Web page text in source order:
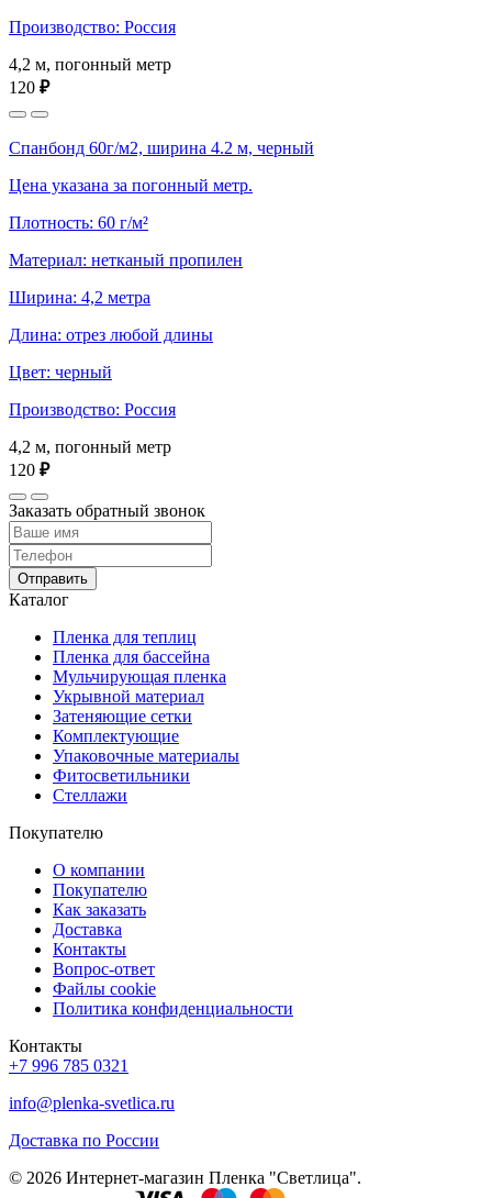
Производство: Россия
4,2 м, погонный метр
120 ₽
Спанбонд 60г/м2, ширина 4.2 м, черный
Цена указана за погонный метр.
Плотность: 60 г/м²
Материал: нетканый пропилен
Ширина: 4,2 метра
Длина: отрез любой длины
Цвет: черный
Производство: Россия
4,2 м, погонный метр
120 ₽
Заказать обратный звонок
Отправить
Каталог
Пленка для теплиц
Пленка для бассейна
Мульчирующая пленка
Укрывной материал
Затеняющие сетки
Комплектующие
Упаковочные материалы
Фитосветильники
Стеллажи
Покупателю
О компании
Покупателю
Как заказать
Доставка
Контакты
Вопрос-ответ
Файлы cookie
Политика конфиденциальности
Контакты
+7 996 785 0321
info@plenka-svetlica.ru
Доставка по России
© 2026 Интернет-магазин Пленка "Светлица".